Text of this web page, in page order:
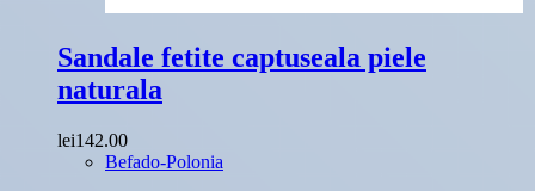
Sandale fetite captuseala piele
naturala
lei142.00
Befado-Polonia